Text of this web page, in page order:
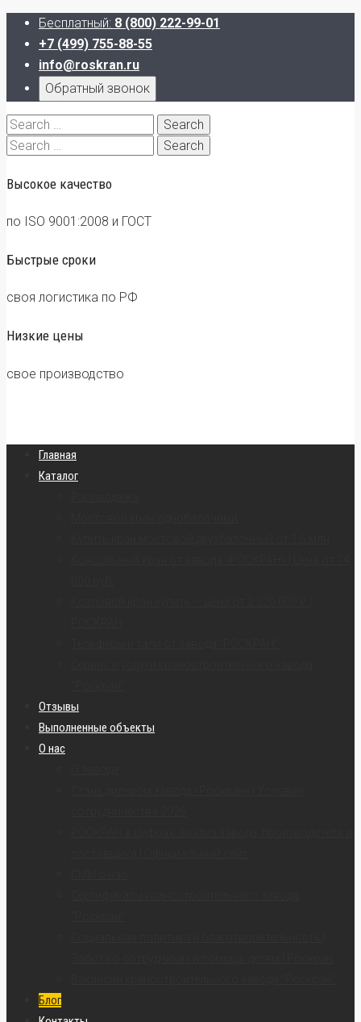
Бесплатный: 8 (800) 222-99-01
+7 (499) 755-88-55
info@roskran.ru
Обратный звонок
Search
for:
Search
Высокое качество
по ISO 9001:2008 и ГОСТ
Быстрые сроки
своя логистика по РФ
Низкие цены
свое производство
Главная
Каталог
Отзывы
Выполненные объекты
О нас
Блог